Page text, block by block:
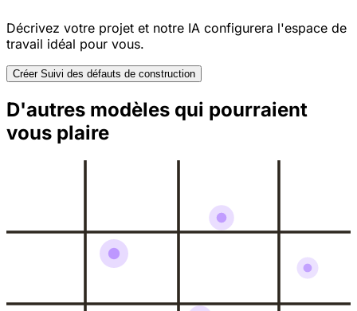
Décrivez votre projet et notre IA configurera l'espace de
travail idéal pour vous.
Créer Suivi des défauts de construction
D'autres modèles qui pourraient
vous plaire